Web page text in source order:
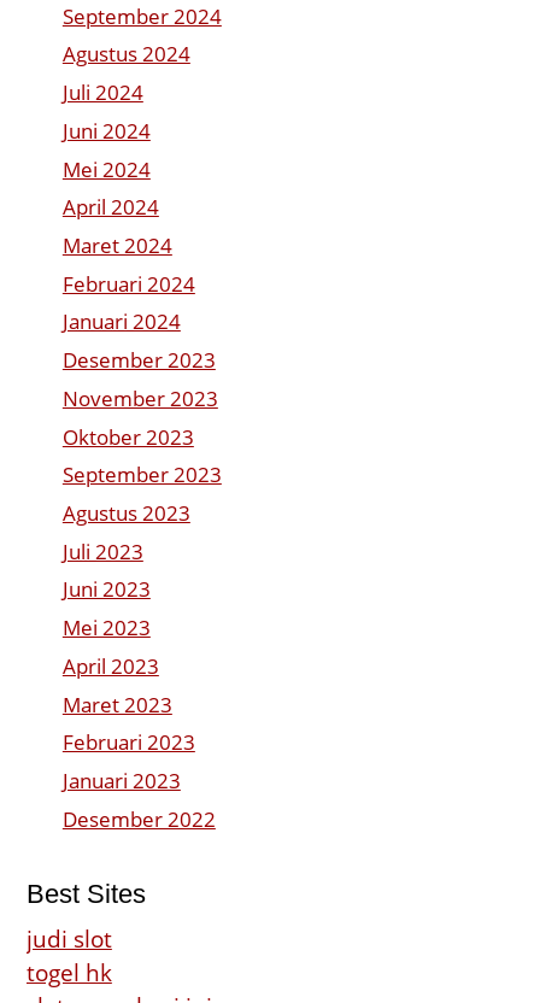
September 2024
Agustus 2024
Juli 2024
Juni 2024
Mei 2024
April 2024
Maret 2024
Februari 2024
Januari 2024
Desember 2023
November 2023
Oktober 2023
September 2023
Agustus 2023
Juli 2023
Juni 2023
Mei 2023
April 2023
Maret 2023
Februari 2023
Januari 2023
Desember 2022
Best Sites
judi slot
togel hk